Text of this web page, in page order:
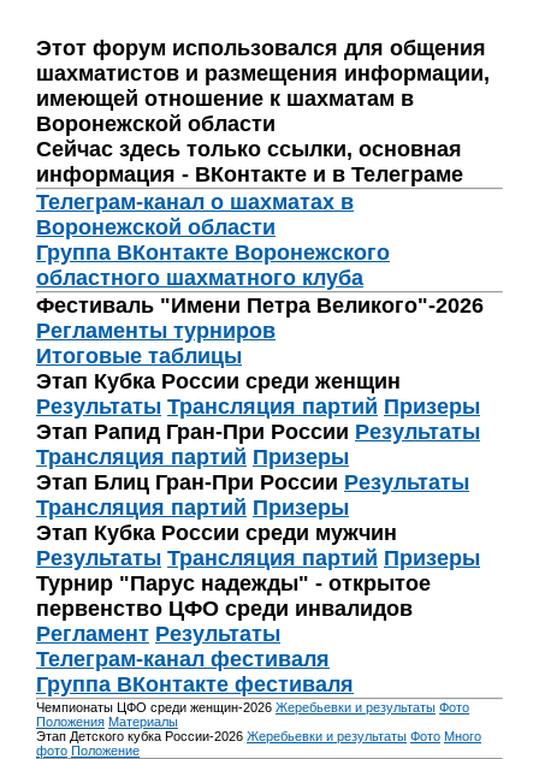
Этот форум использовался для общения
шахматистов и размещения информации,
имеющей отношение к шахматам в
Воронежской области
Сейчас здесь только ссылки, основная
информация - ВКонтакте и в Телеграме
Телеграм-канал о шахматах в
Воронежской области
Группа ВКонтакте Воронежского
областного шахматного клуба
Фестиваль "Имени Петра Великого"-2026
Регламенты турниров
Итоговые таблицы
Этап Кубка России среди женщин
Результаты Трансляция партий Призеры
Этап Рапид Гран-При России Результаты
Трансляция партий Призеры
Этап Блиц Гран-При России Результаты
Трансляция партий Призеры
Этап Кубка России среди мужчин
Результаты Трансляция партий Призеры
Турнир "Парус надежды" - открытое
первенство ЦФО среди инвалидов
Регламент Результаты
Телеграм-канал фестиваля
Группа ВКонтакте фестиваля
Чемпионаты ЦФО среди женщин-2026 Жеребьевки и результаты Фото
Положения Материалы
Этап Детского кубка России-2026 Жеребьевки и результаты Фото Много
фото Положение